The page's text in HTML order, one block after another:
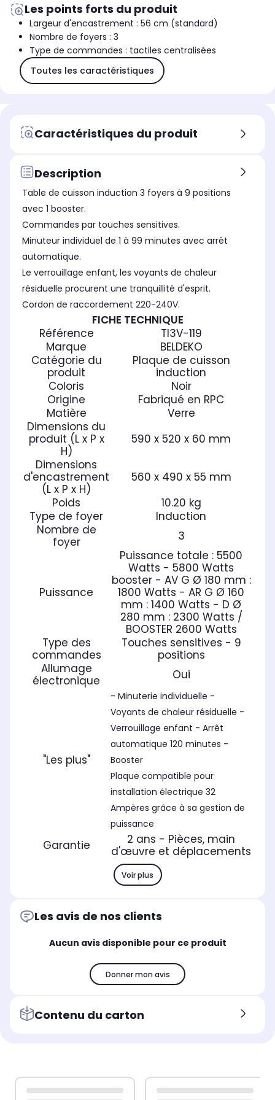
Les points forts du produit
Largeur d'encastrement : 56 cm (standard)
Nombre de foyers : 3
Type de commandes : tactiles centralisées
Toutes les caractéristiques
Caractéristiques du produit
Description
Table de cuisson induction 3 foyers à 9 positions
avec 1 booster.
Commandes par touches sensitives.
Minuteur individuel de 1 à 99 minutes avec arrêt
automatique.
Le verrouillage enfant, les voyants de chaleur
résiduelle procurent une tranquillité d'esprit.
Cordon de raccordement 220-240V.
FICHE TECHNIQUE
Référence
TI3V-119
Marque
BELDEKO
Catégorie du
produit
Plaque de cuisson
induction
Coloris
Noir
Origine
Fabriqué en RPC
Matière
Verre
Dimensions du
produit (L x P x
H)
590 x 520 x 60 mm
Dimensions
d'encastrement
(L x P x H)
560 x 490 x 55 mm
Poids
10.20 kg
Type de foyer
Induction
Nombre de
foyer
3
Puissance
Puissance totale : 5500
Watts - 5800 Watts
booster - AV G Ø 180 mm :
1800 Watts - AR G Ø 160
mm : 1400 Watts - D Ø
280 mm : 2300 Watts /
BOOSTER 2600 Watts
Type des
commandes
Touches sensitives - 9
positions
Allumage
électronique
Oui
"Les plus"
- Minuterie individuelle -
Voyants de chaleur résiduelle -
Verrouillage enfant - Arrêt
automatique 120 minutes -
Booster
Plaque compatible pour
installation électrique 32
Ampères grâce à sa gestion de
puissance
Garantie
2 ans - Pièces, main
d'œuvre et déplacements
Voir plus
Les avis de nos clients
Aucun avis disponible pour ce produit
Donner mon avis
Contenu du carton